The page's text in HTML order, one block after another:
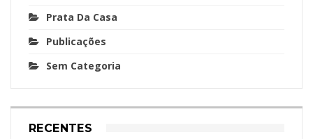
Prata Da Casa
Publicações
Sem Categoria
RECENTES